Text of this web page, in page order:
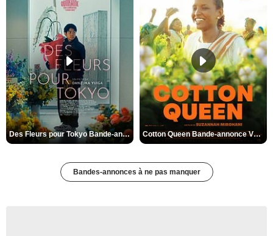
Des Fleurs pour Tokyo Bande-annonce VO STFR Cotton Queen Bande-annonce VO STFR
Bandes-annonces à ne pas manquer